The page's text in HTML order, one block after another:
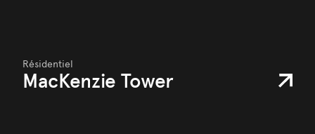
Résidentiel
MacKenzie Tower